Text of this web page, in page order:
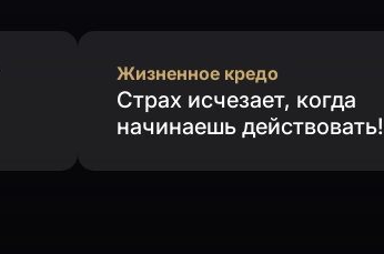
Жизненное кредо
Страх исчезает, когда
начинаешь действовать!